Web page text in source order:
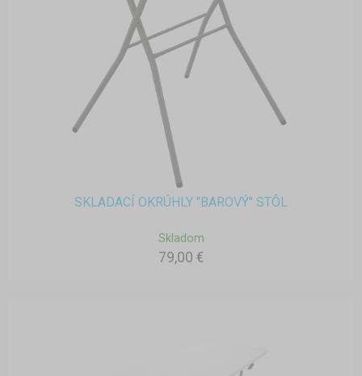
SKLADACÍ OKRÚHLY "BAROVÝ" STÔL
Skladom
79,00 €